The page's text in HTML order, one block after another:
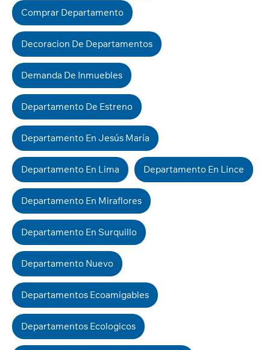
Comprar Departamento
Decoracion De Departamentos
Demanda De Inmuebles
Departamento De Estreno
Departamento En Jesús María
Departamento En Lima Departamento En Lince
Departamento En Miraflores
Departamento En Surquillo
Departamento Nuevo
Departamentos Ecoamigables
Departamentos Ecologicos